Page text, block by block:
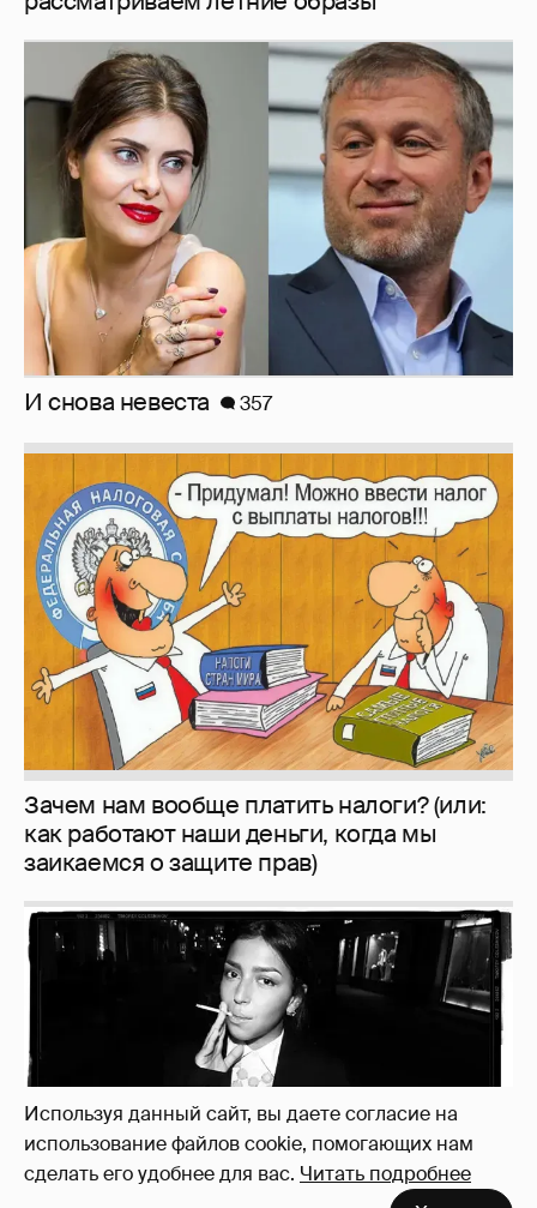
Используя данный сайт, вы даете согласие на
использование файлов cookie, помогающих нам
сделать его удобнее для вас. Читать подробнее
И снова невеста 357
Зачем нам вообще платить налоги? (или:
как работают наши деньги, когда мы
заикаемся о защите прав)
Рублёвские дочки 187